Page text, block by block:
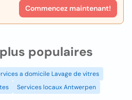
Commencez maintenant!
populaires
a domicile Lavage de vitres
Services locaux Antwerpen